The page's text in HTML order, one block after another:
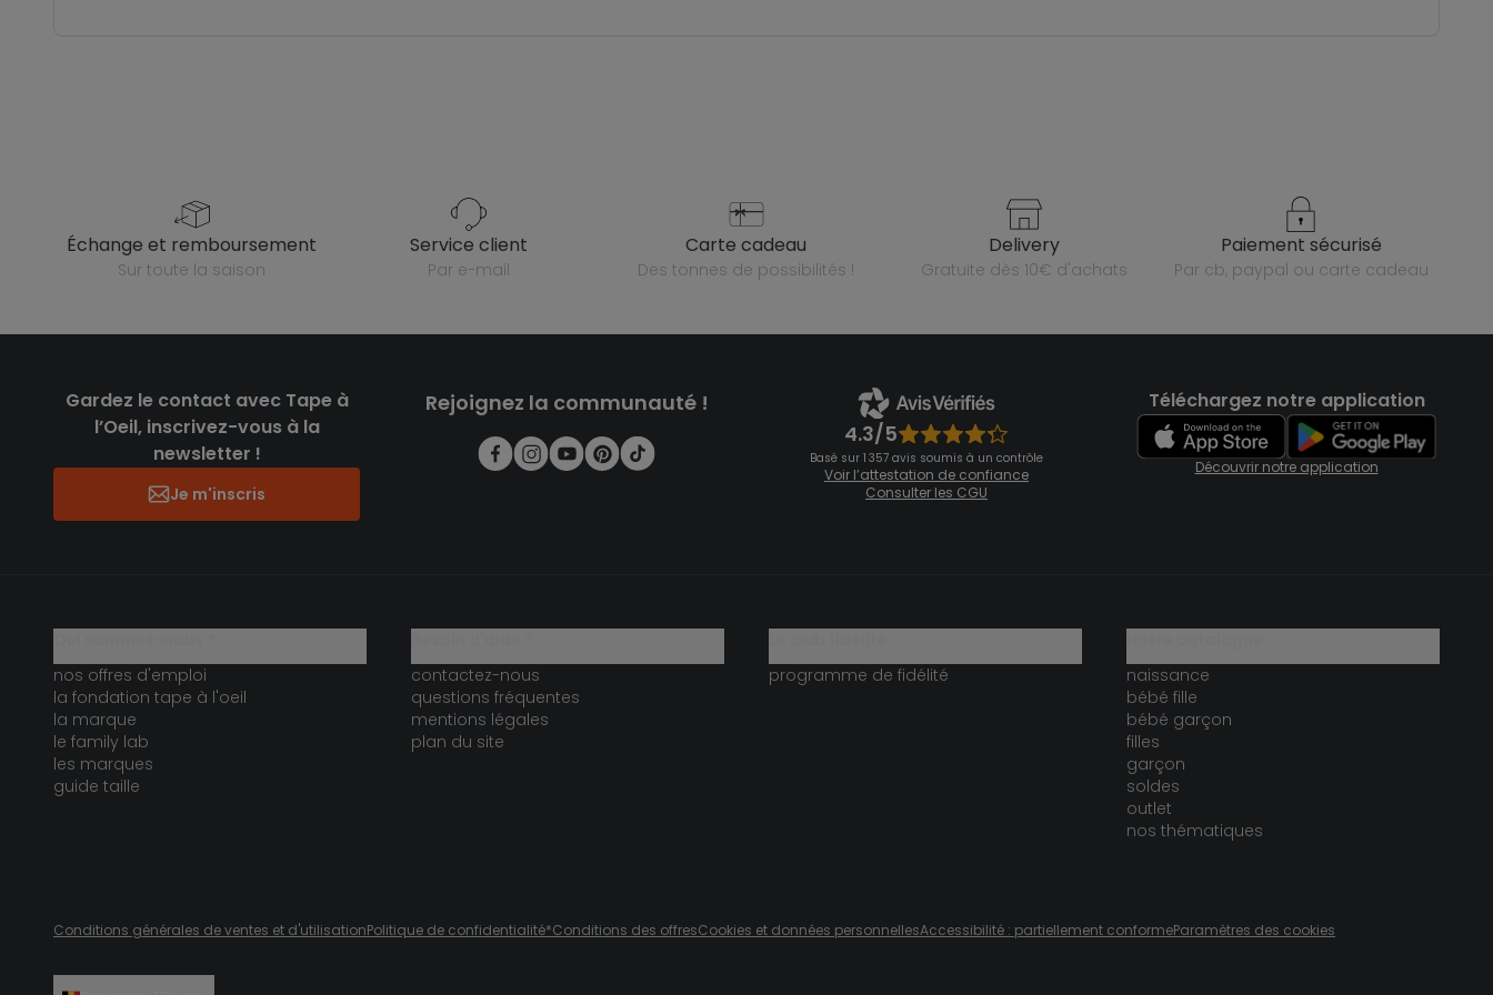
échange et remboursement
sur toute la saison
service client
par e-mail
carte cadeau
des tonnes de possibilités !
delivery
gratuite dès 10€ d'achats
paiement sécurisé
par cb, paypal ou carte cadeau
Gardez le contact avec Tape à
l’Oeil, inscrivez-vous à la
newsletter !
Je m'inscris
Rejoignez la communauté !
4.3/5
Basé sur 1 357 avis soumis à un contrôle
Voir l’attestation de confiance
Consulter les CGU
Téléchargez notre application
Découvrir notre application
nos offres d'emploi
la fondation tape à l'oeil
la marque
le family lab
les marques
guide taille
contactez-nous
questions fréquentes
mentions légales
plan du site
programme de fidélité
naissance
bébé fille
bébé garçon
filles
garçon
soldes
outlet
nos thématiques
Conditions générales de ventes et d'utilisationPolitique de confidentialité*Conditions des offresCookies et données personnellesAccessibilité : partiellement conformeParamètres des cookies